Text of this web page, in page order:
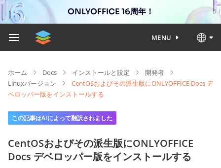
ONLYOFFICE 16周年！
MENU
ホーム Docs インストールと設定
開発者
Linuxバージョン
CentOSおよびその派生版にONLYOFFICE Docs デ
ベロッパー版をインストールする
この記事はAIによって翻訳されました
CentOSおよびその派生版にONLYOFFICE
Docs デベロッパー版をインストールする